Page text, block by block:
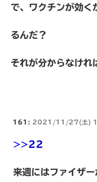
で、ワクチンが効く
るんだ？
それが分からなけれ
161: 2021/11/27(土)
>>22
来週にはファイザ